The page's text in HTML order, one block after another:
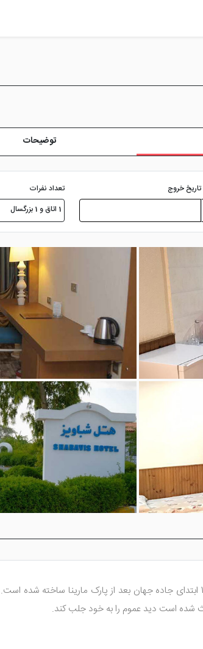
توضیحات
تاریخ خروج
تعداد نفرات
1 اتاق و 1 بزرگسال
شده است دید عموم را به خود جلب کند.